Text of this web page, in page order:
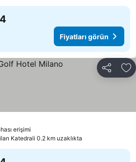
Fiyatları görün
Paylaş
erişimi
Katedrali 0.2 km uzaklıkta